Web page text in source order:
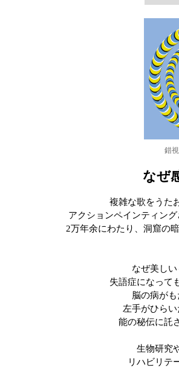
錯
なぜ
複雑な歌をうた
アクションペインティン
2万年余にわたり、洞窟の
なぜ美し
失語症になって
脳の病が
左手がひら
能の秘伝に託
生物研究
リハビリテ